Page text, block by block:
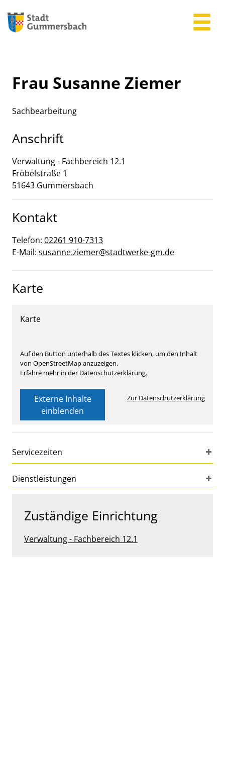
Frau Susanne Ziemer
Sachbearbeitung
Anschrift
Verwaltung - Fachbereich 12.1
Fröbelstraße 1
51643 Gummersbach
Kontakt
Telefon: 02261 910-7313
E-Mail: susanne.ziemer@stadtwerke-gm.de
Karte
Karte
Auf den Button unterhalb des Textes klicken, um den Inhalt
von OpenStreetMap anzuzeigen.
Erfahre mehr in der Datenschutzerklärung.
Externe Inhalte
einblenden
Zur Datenschutzerklärung
Servicezeiten
Dienstleistungen
Zuständige Einrichtung
Verwaltung - Fachbereich 12.1